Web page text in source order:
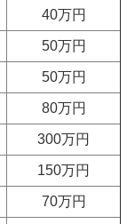
40万円
50万円
50万円
80万円
300万円
150万円
70万円